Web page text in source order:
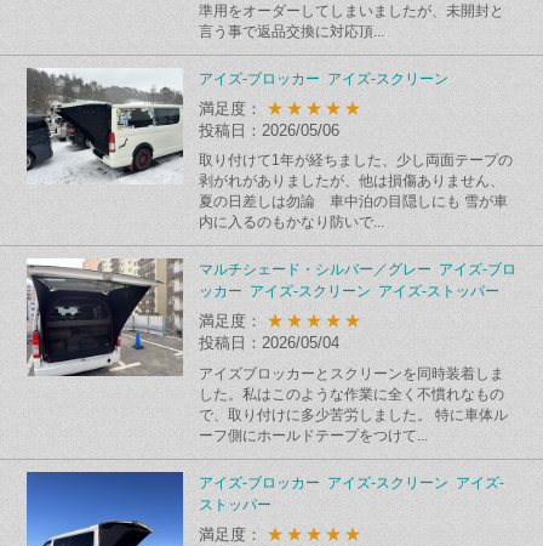
準用をオーダーしてしまいましたが、未開封と
言う事で返品交換に対応頂...
アイズ-ブロッカー アイズ-スクリーン
満足度： ★★★★★
投稿日：2026/05/06
取り付けて1年が経ちました、少し両面テープの
剥がれがありましたが、他は損傷ありません、
夏の日差しは勿論 車中泊の目隠しにも 雪が車
内に入るのもかなり防いで...
マルチシェード・シルバー／グレー アイズ-ブロ
ッカー アイズ-スクリーン アイズ-ストッパー
満足度： ★★★★★
投稿日：2026/05/04
アイズブロッカーとスクリーンを同時装着しま
した。私はこのような作業に全く不慣れなもの
で、取り付けに多少苦労しました。 特に車体ル
ーフ側にホールドテープをつけて...
アイズ-ブロッカー アイズ-スクリーン アイズ-
ストッパー
満足度： ★★★★★